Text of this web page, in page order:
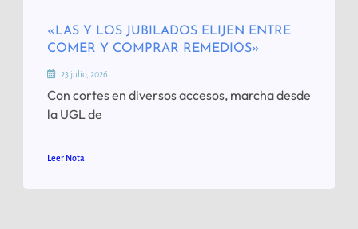
«LAS Y LOS JUBILADOS ELIJEN ENTRE
COMER Y COMPRAR REMEDIOS»
23 julio, 2026
Con cortes en diversos accesos, marcha desde
la UGL de
Leer Nota